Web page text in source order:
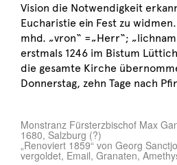
Vision die Notwendigkeit
Eucharistie ein Fest zu
mhd. „vron“ =„Herr“;
erstmals 1246 im Bistum
die gesamte Kirche
Donnerstag, zehn Tage nach
Monstranz Fürsterzbischof Max
1680, Salzburg (?)
„Renoviert 1859“ von Georg
vergoldet, Email, Granaten,